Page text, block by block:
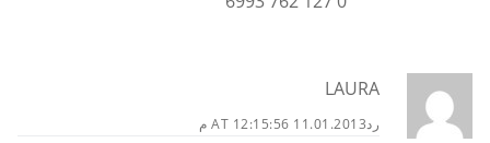
LAURA
11.01.2013 AT 12:15:56 مرد